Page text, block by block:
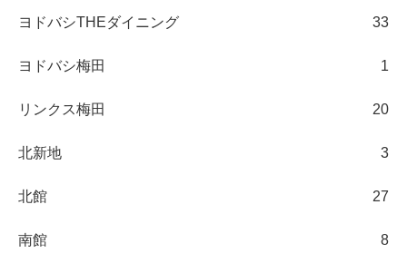
ヨドバシTHEダイニング 33
ヨドバシ梅田 1
リンクス梅田 20
北新地 3
北館 27
南館 8